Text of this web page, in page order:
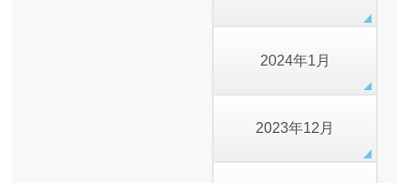
2024年1月
2023年12月